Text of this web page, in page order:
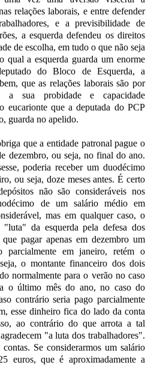
relações laborais, e entre defender
e a previsibilidade de
a esquerda defendeu os direitos
de escolha, em tudo o que não seja
qual a esquerda guarda um enorme
do Bloco de Esquerda, a
que as relações laborais são por
a sua probidade e capacidade
eucarionte que a deputada do PCP
guarda no apelido.
que a entidade patronal pague o
dezembro, ou seja, no final do ano.
poderia receber um duodécimo
ou seja, doze meses antes. É certo
não são consideráveis nos
de um salário médio em
mas em qualquer caso, o
da esquerda pela defesa dos
pagar apenas em dezembro um
parcialmente em janeiro, retém o
o montante financeiro dos dois
normalmente para o verão no caso
o último mês do ano, no caso do
contrário seria pago parcialmente
esse dinheiro fica do lado da conta
ao contrário do que arrota a tal
"a luta dos trabalhadores".
Se considerarmos um salário
euros, que é aproximadamente a